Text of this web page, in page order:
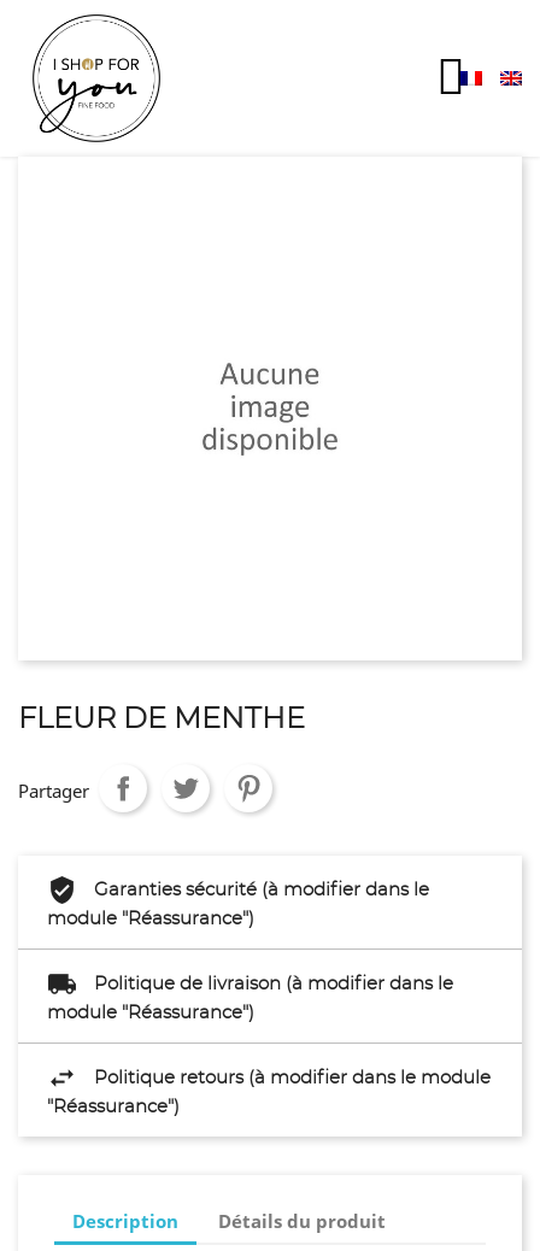
FLEUR DE MENTHE
Partager
Garanties sécurité (à modifier dans le
module "Réassurance")
Politique de livraison (à modifier dans le
module "Réassurance")
Politique retours (à modifier dans le module
"Réassurance")
Description Détails du produit